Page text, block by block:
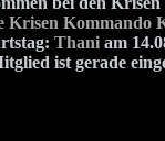
Krisen Kommando
Thani am
ist gerade